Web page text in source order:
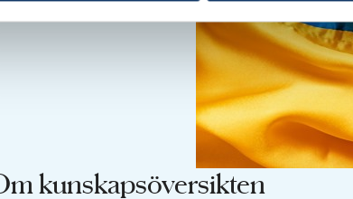
kunskapsöversikten